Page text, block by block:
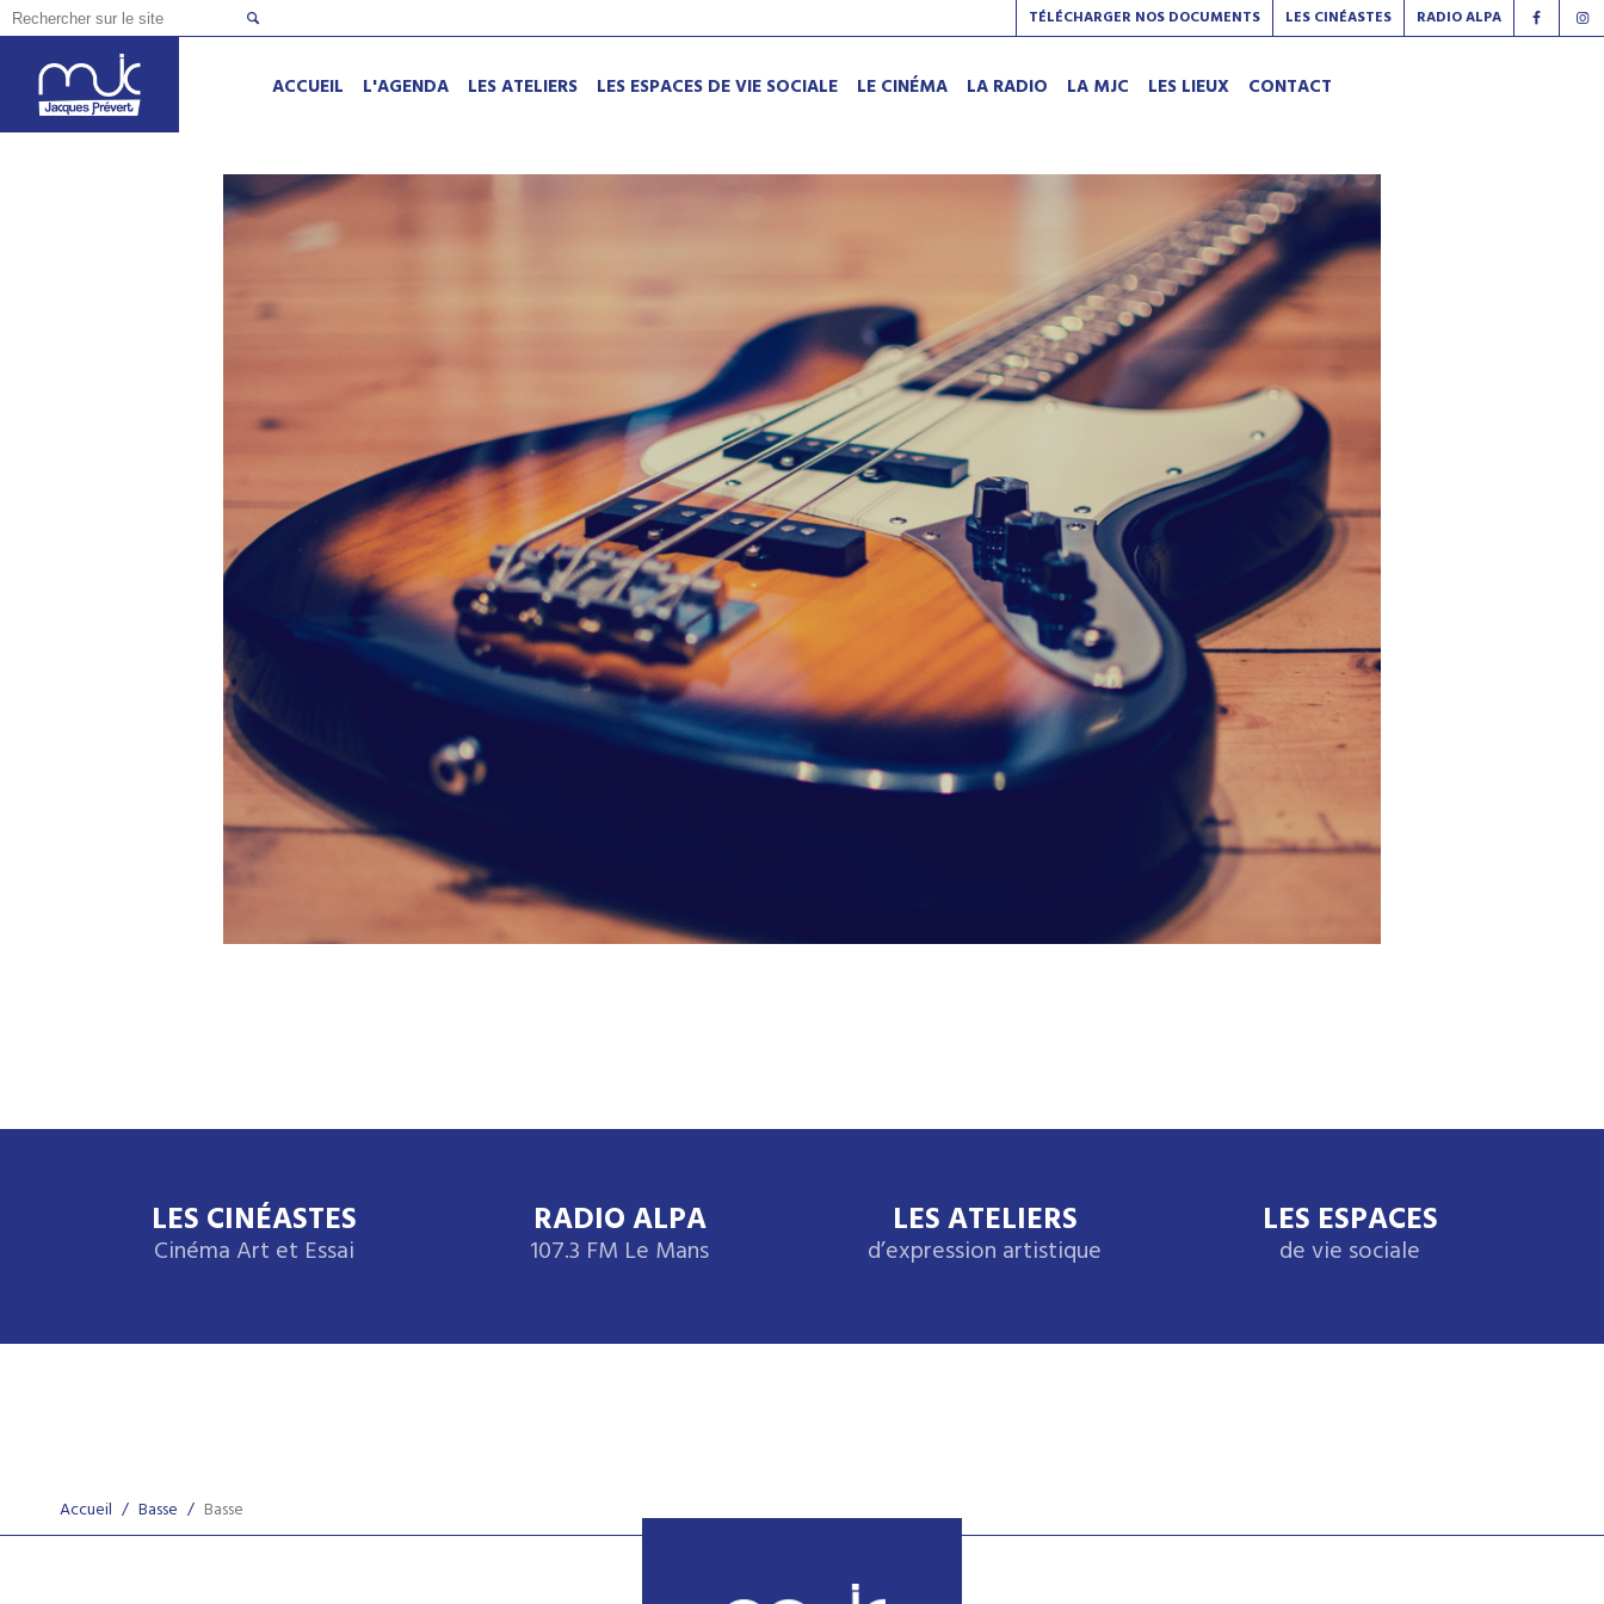
TÉLÉCHARGER NOS DOCUMENTS LES CINÉASTES RADIO ALPA
ACCUEIL L'AGENDA LES ATELIERS LES ESPACES DE VIE SOCIALE LE CINÉMA LA RADIO LA MJC LES LIEUX CONTACT
LES CINÉASTES
Cinéma Art et Essai
RADIO ALPA
107.3 FM Le Mans
LES ATELIERS
d’expression artistique
LES ESPACES
de vie sociale
Accueil / Basse / Basse